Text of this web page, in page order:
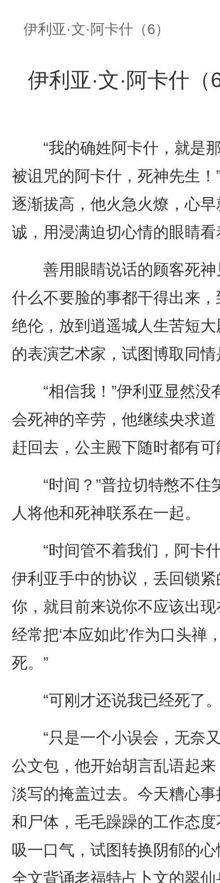
伊利亚·文·阿卡什（6）
伊利亚·文·阿卡什（
“我的确姓阿卡什，就是那
被诅咒的阿卡什，死神先生
逐渐拔高，他火急火燎，心
诚，用浸满迫切心情的眼睛
善用眼睛说话的顾客死神
什么不要脸的事都干得出来
绝伦，放到逍遥城人生苦短
的表演艺术家，试图博取同
“相信我！”伊利亚显然没
会死神的辛劳，他继续央求
赶回去，公主殿下随时都有可
“时间？”普拉切特憋不住
人将他和死神联系在一起。
“时间管不着我们，阿卡什
伊利亚手中的协议，丢回锁
你，就目前来说你不应该出
经常把‘本应如此’作为口头禅
死。”
“可刚才还说我已经死了
“只是一个小误会，无奈又
公文包，他开始胡言乱语起
淡写的掩盖过去。今天糟心
和尸体，毛毛躁躁的工作态
吸一口气，试图转换阴郁的
全文背诵老福特占卜文的翠